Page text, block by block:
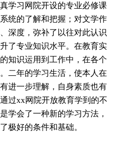
习网院开设的专业必修课
统的了解和把握；对文学作
深度，弥补了以往对此认识
了专业知识水平。在教育实
知识运用到工作中，在各个
二年的学习生活，使本人在
进一步理解，自身素质也有
过xx网院开放教育学到的不
学会了一种新的学习方法，
极好的条件和基础。